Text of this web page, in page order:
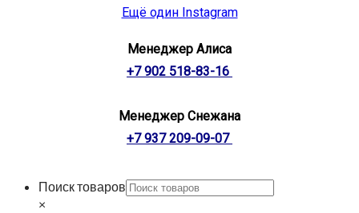
Ещё один Instagram
Менеджер Алиса
+7 902 518-83-16
Менеджер Снежана
+7 937 209-09-07
Поиск товаров
×